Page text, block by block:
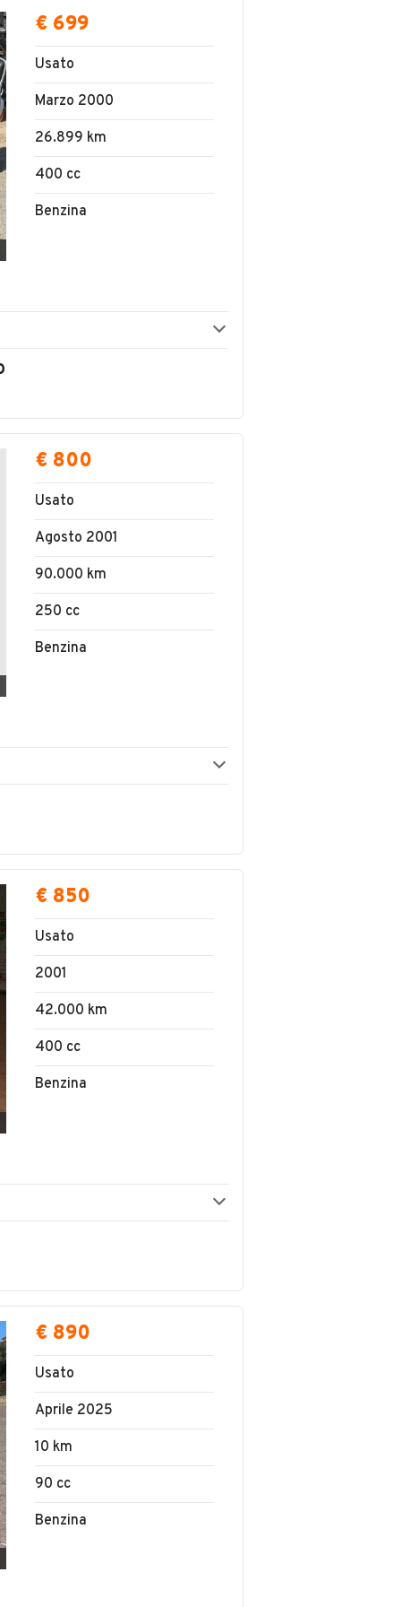
€ 699
Usato
Marzo 2000
26.899 km
400 cc
Benzina
€ 800
Usato
Agosto 2001
90.000 km
250 cc
Benzina
€ 850
Usato
2001
42.000 km
400 cc
Benzina
€ 890
Usato
Aprile 2025
10 km
90 cc
Benzina